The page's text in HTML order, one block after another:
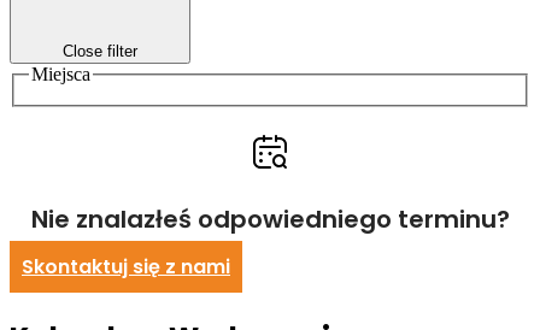
Close filter
Miejsca
Nie znalazłeś odpowiedniego terminu?
Skontaktuj się z nami